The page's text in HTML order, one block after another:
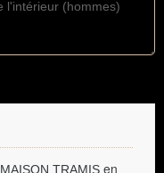
MAISON TRAMIS en